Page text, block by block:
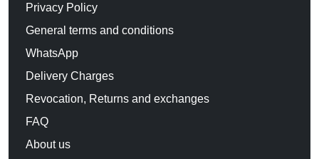
Privacy Policy
General terms and conditions
WhatsApp
Delivery Charges
Revocation, Returns and exchanges
FAQ
About us